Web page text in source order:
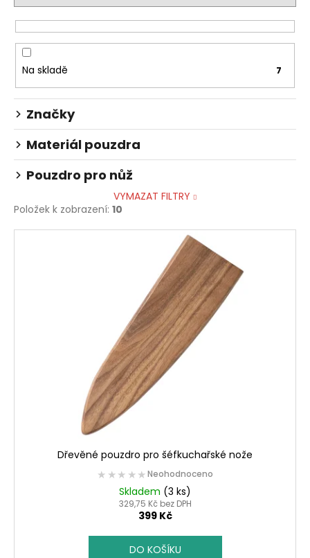
r
o
d
u
k
t
ů
Na skladě 7
Značky
Materiál pouzdra
Pouzdro pro nůž
VYMAZAT FILTRY
Položek k zobrazení: 10
V
Dřevěné pouzdro pro šéfkuchařské nože
★★★★★
★★★★★Neohodnoceno
Skladem (3 ks)
329,75 Kč bez DPH
399 Kč
DO KOŠÍKU
HLEDAT
D
o
p
o
r
u
u
j
e